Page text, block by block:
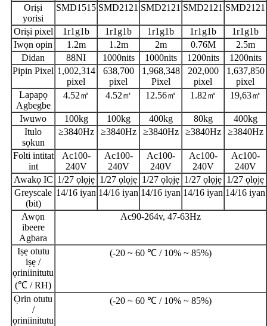
Oriṣi
yorisi
SMD1515 SMD2121 SMD2121 SMD2121 SMD2121
Oriṣi pixel 1r1g1b 1r1g1b 1r1g1b 1r1g1b
1r1g1b
Iwọn opin
1.2m 1.2m 2m 0.76M
2.5m
Didan
88NI 1000nits 1000nits 1200nits
1200nits
Pipin Pixel 1,002,314
pixel
638,700
pixel
1,968,348
Pixel
202,000
pixel
1,637,850
pixel
Lapapọ
Agbegbe
4.52㎡ 4.52㎡ 12.56㎡ 1.82㎡ 19,63㎡
Iwuwo 100kg 100kg 400kg 80kg
400kg
Itulo
sọkun
≥3840Hz ≥3840Hz ≥3840Hz ≥3840Hz ≥3840Hz
Folti intitat
int
Ac100-
240V
Ac100-
240V
Ac100-
240V
Ac100-
240V
Ac100-
240V
Awakọ IC 1/27 ọlọjẹ 1/27 ọlọjẹ 1/27 ọlọjẹ 1/27 ọlọjẹ 1/27 ọlọjẹ
Greyscale
(bit)
14/16 iyan 14/16 iyan 14/16 iyan 14/16 iyan 14/16 iyan
Awọn
ibeere
Agbara
Ac90-264v, 47-63Hz
Iṣẹ otutu
iṣẹ /
ọriniinitutu
(℃ / RH)
(-20 ~ 60 ℃ / 10% ~ 85%)
Ọrin otutu
/
ọriniinitutu
(-20 ~ 60 ℃ / 10% ~ 85%)